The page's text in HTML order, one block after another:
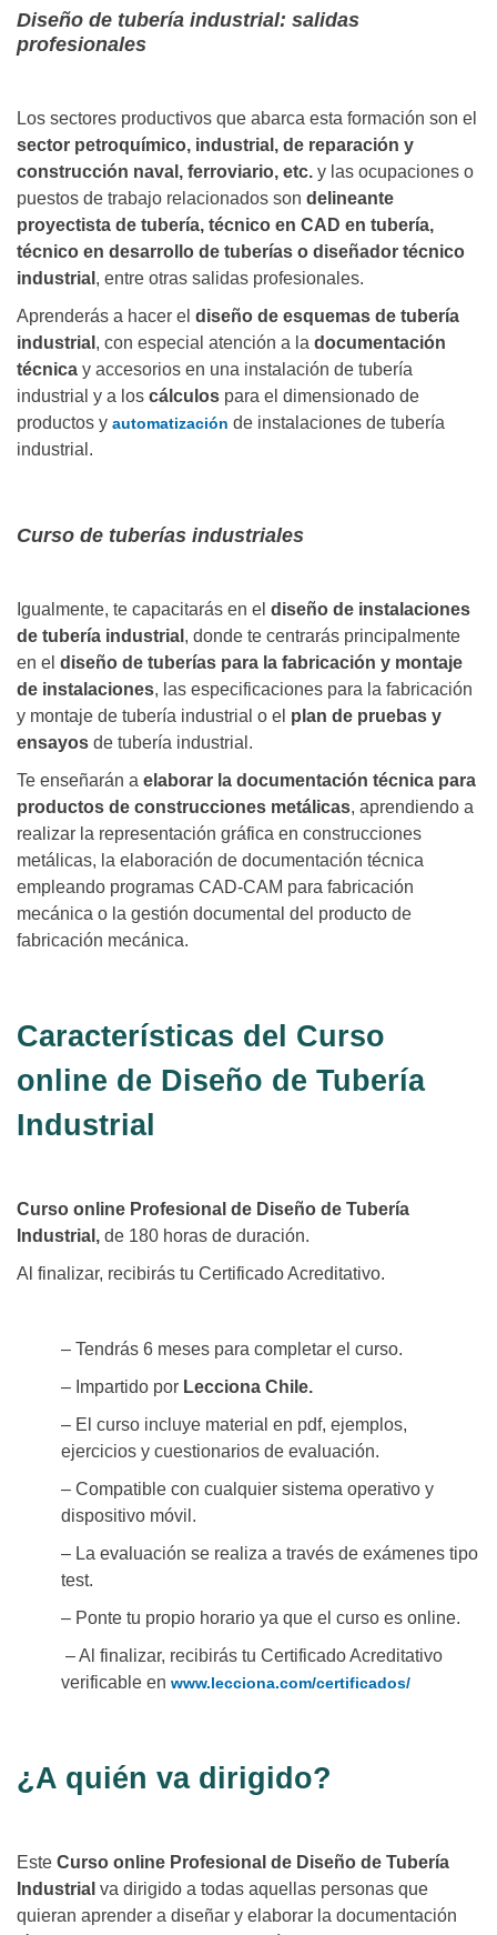
Diseño de tubería industrial: salidas
profesionales
Los sectores productivos que abarca esta formación son el
sector petroquímico, industrial, de reparación y
construcción naval, ferroviario, etc. y las ocupaciones o
puestos de trabajo relacionados son delineante
proyectista de tubería, técnico en CAD en tubería,
técnico en desarrollo de tuberías o diseñador técnico
industrial , entre otras salidas profesionales.
Aprenderás a hacer el diseño de esquemas de tubería
industrial , con especial atención a la documentación
técnica y accesorios en una instalación de tubería
industrial y a los cálculos para el dimensionado de
productos y automatización de instalaciones de tubería
industrial.
Curso de tuberías industriales
Igualmente, te capacitarás en el diseño de instalaciones
de tubería industrial , donde te centrarás principalmente
en el diseño de tuberías para la fabricación y montaje
de instalaciones, las especificaciones para la fabricación
y montaje de tubería industrial o el plan de pruebas y
ensayos de tubería industrial.
Te enseñarán a elaborar la documentación técnica para
productos de construcciones metálicas, aprendiendo a
realizar la representación gráfica en construcciones
metálicas, la elaboración de documentación técnica
empleando programas CAD-CAM para fabricación
mecánica o la gestión documental del producto de
fabricación mecánica.
Características del Curso
online de Diseño de Tubería
Industrial
Curso online Profesional de Diseño de Tubería
Industrial, de 180 horas de duración.
Al finalizar, recibirás tu Certificado Acreditativo.
– Tendrás 6 meses para completar el curso.
– Impartido por Lecciona Chile.
– El curso incluye material en pdf, ejemplos,
ejercicios y cuestionarios de evaluación.
– Compatible con cualquier sistema operativo y
dispositivo móvil.
– La evaluación se realiza a través de exámenes tipo
test.
– Ponte tu propio horario ya que el curso es online.
– Al finalizar, recibirás tu Certificado Acreditativo
verificable en www.lecciona.com/certificados/
¿A quién va dirigido?
Este Curso online Profesional de Diseño de Tubería
Industrial va dirigido a todas aquellas personas que
quieran aprender a diseñar y elaborar la documentación